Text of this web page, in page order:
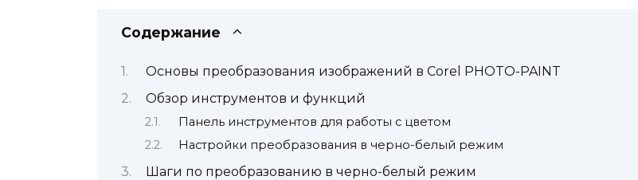
Содержание
Основы преобразования изображений в Corel PHOTO-PAINT
Обзор инструментов и функций
Панель инструментов для работы с цветом
Настройки преобразования в черно-белый режим
Шаги по преобразованию в черно-белый режим